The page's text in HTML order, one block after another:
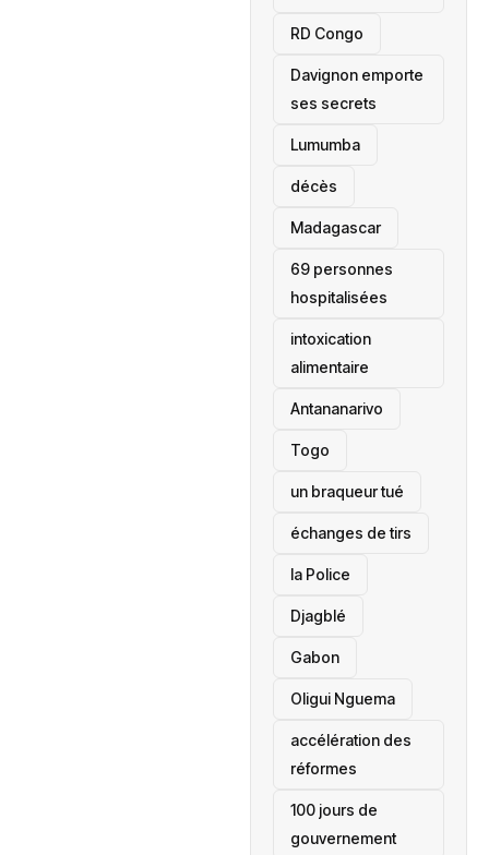
‎RD Congo
Davignon emporte
ses secrets
Lumumba
décès
‎Madagascar
69 personnes
hospitalisées
intoxication
alimentaire
Antananarivo
‎Togo
un braqueur tué
échanges de tirs
la Police
Djagblé
Gabon
Oligui Nguema
accélération des
réformes
100 jours de
gouvernement